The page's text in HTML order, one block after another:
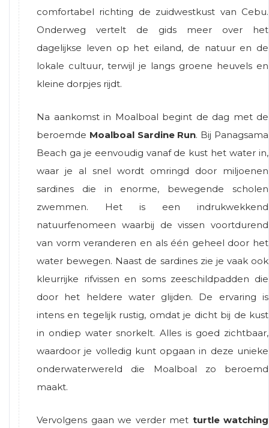
comfortabel richting de zuidwestkust van Cebu.
Onderweg vertelt de gids meer over het
dagelijkse leven op het eiland, de natuur en de
lokale cultuur, terwijl je langs groene heuvels en
kleine dorpjes rijdt.
Na aankomst in Moalboal begint de dag met de
beroemde Moalboal Sardine Run. Bij Panagsama
Beach ga je eenvoudig vanaf de kust het water in,
waar je al snel wordt omringd door miljoenen
sardines die in enorme, bewegende scholen
zwemmen. Het is een indrukwekkend
natuurfenomeen waarbij de vissen voortdurend
van vorm veranderen en als één geheel door het
water bewegen. Naast de sardines zie je vaak ook
kleurrijke rifvissen en soms zeeschildpadden die
door het heldere water glijden. De ervaring is
intens en tegelijk rustig, omdat je dicht bij de kust
in ondiep water snorkelt. Alles is goed zichtbaar,
waardoor je volledig kunt opgaan in deze unieke
onderwaterwereld die Moalboal zo beroemd
maakt.
Vervolgens gaan we verder met turtle watching